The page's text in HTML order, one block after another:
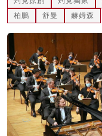
柏鵬
舒曼 赫姆森